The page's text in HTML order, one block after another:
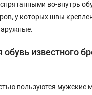
спрятанными во-внутрь
у которых швы
известного
пользуются мужские